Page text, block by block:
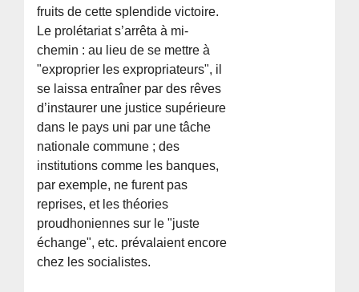
fruits de cette splendide victoire.
Le prolétariat s’arrêta à mi-
chemin : au lieu de se mettre à
"exproprier les expropriateurs", il
se laissa entraîner par des rêves
d’instaurer une justice supérieure
dans le pays uni par une tâche
nationale commune ; des
institutions comme les banques,
par exemple, ne furent pas
reprises, et les théories
proudhoniennes sur le "juste
échange", etc. prévalaient encore
chez les socialistes.